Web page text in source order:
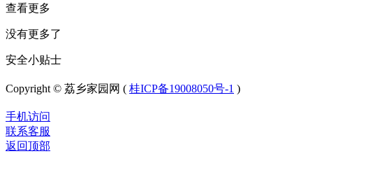
查看更多
没有更多了
安全小贴士
Copyright © 荔乡家园网 ( 桂ICP备19008050号-1 )
手机访问
联系客服
返回顶部